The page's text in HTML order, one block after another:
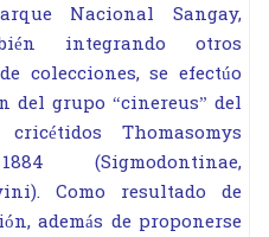
Nacional Sangay,
integrando otros
colecciones, se efectúo
del grupo “cinereus” del
Thomasomys
(Sigmodontinae,
Como resultado de
además de proponerse